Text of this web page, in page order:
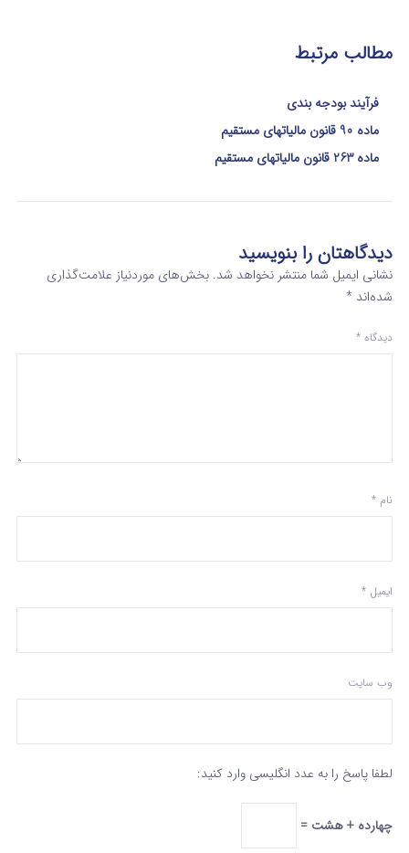
مطالب مرتبط
فرآیند بودجه بندی
ماده 90 قانون مالیاتهای مستقیم
ماده 263 قانون مالیاتهای مستقیم
دیدگاهتان را بنویسید
نشانی ایمیل شما منتشر نخواهد شد. بخش‌های موردنیاز علامت‌گذاری
شده‌اند *
دیدگاه *
نام *
ایمیل *
وب‌ سایت
لطفا پاسخ را به عدد انگلیسی وارد کنید:
چهارده + هشت =